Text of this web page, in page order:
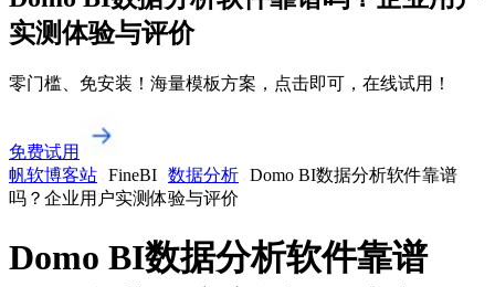
实测体验与评价
零门槛、免安装！海量模板方案，点击即可，在线试用！
免费试用
帆软博客站 FineBI 数据分析 Domo BI数据分析软件靠谱
吗？企业用户实测体验与评价
Domo BI数据分析软件靠谱